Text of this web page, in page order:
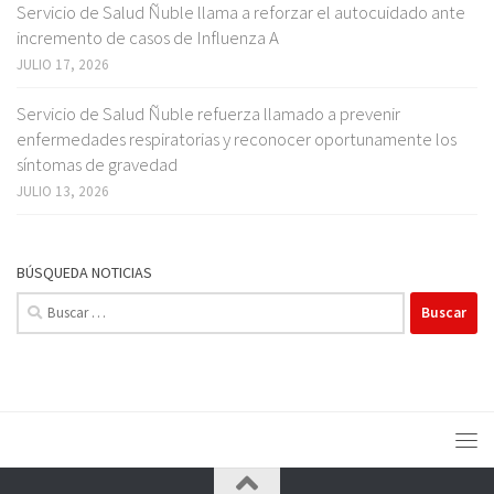
Servicio de Salud Ñuble llama a reforzar el autocuidado ante
incremento de casos de Influenza A
JULIO 17, 2026
Servicio de Salud Ñuble refuerza llamado a prevenir
enfermedades respiratorias y reconocer oportunamente los
síntomas de gravedad
JULIO 13, 2026
BÚSQUEDA NOTICIAS
Buscar: